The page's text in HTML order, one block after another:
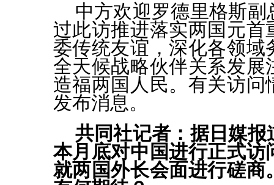
中方欢迎罗德里格斯
过此访推进落实两国元首
委传统友谊，深化各领域
全天候战略伙伴关系发展
造福两国人民。有关访问
发布消息。
共同社记者：据日媒
本月底对中国进行正式访
就两国外长会面进行磋商